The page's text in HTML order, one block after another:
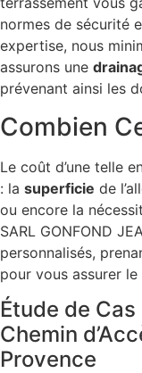
normes de sécurité
expertise, nous
assurons une
prévenant ainsi les
Combien
Le coût d’une telle
: la superficie de
ou encore la
SARL GONFOND
personnalisés,
pour vous assurer le
Étude de Cas
Chemin
Provence